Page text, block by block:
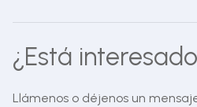
¿Está
Llámenos o déjenos un